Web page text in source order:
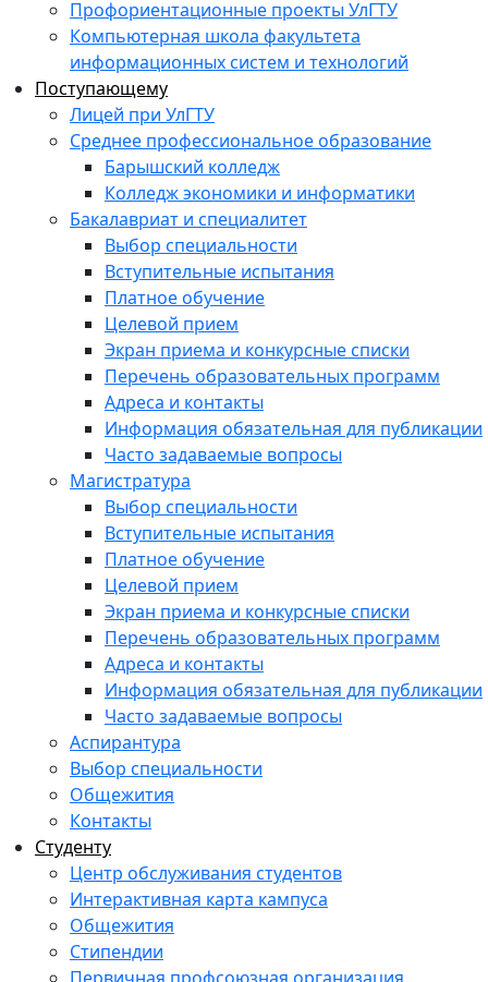
Профориентационные проекты УлГТУ
Компьютерная школа факультета
информационных систем и технологий
Поступающему
Лицей при УлГТУ
Среднее профессиональное образование
Барышский колледж
Колледж экономики и информатики
Бакалавриат и специалитет
Выбор специальности
Вступительные испытания
Платное обучение
Целевой прием
Экран приема и конкурсные списки
Перечень образовательных программ
Адреса и контакты
Информация обязательная для публикации
Часто задаваемые вопросы
Магистратура
Выбор специальности
Вступительные испытания
Платное обучение
Целевой прием
Экран приема и конкурсные списки
Перечень образовательных программ
Адреса и контакты
Информация обязательная для публикации
Часто задаваемые вопросы
Аспирантура
Выбор специальности
Общежития
Контакты
Студенту
Центр обслуживания студентов
Интерактивная карта кампуса
Общежития
Стипендии